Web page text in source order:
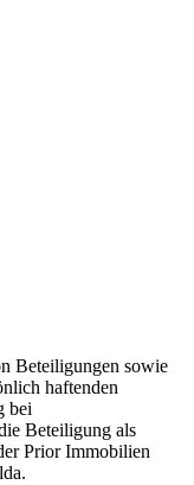
Beteiligungen sowie
haftenden
bei
Beteiligung als
Prior Immobilien